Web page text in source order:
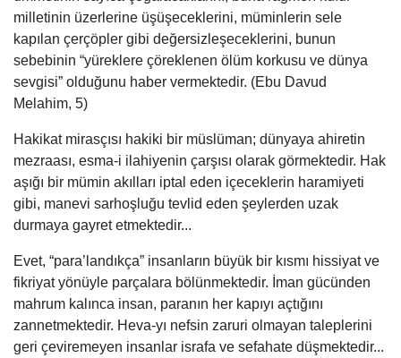
milletinin üzerlerine üşüşeceklerini, müminlerin sele
kapılan çerçöpler gibi değersizleşeceklerini, bunun
sebebinin “yüreklere çöreklenen ölüm korkusu ve dünya
sevgisi” olduğunu haber vermektedir. (Ebu Davud
Melahim, 5)
Hakikat mirasçısı hakiki bir müslüman; dünyaya ahiretin
mezraası, esma-i ilahiyenin çarşısı olarak görmektedir. Hak
aşığı bir mümin akılları iptal eden içeceklerin haramiyeti
gibi, manevi sarhoşluğu tevlid eden şeylerden uzak
durmaya gayret etmektedir...
Evet, “para’landıkça” insanların büyük bir kısmı hissiyat ve
fikriyat yönüyle parçalara bölünmektedir. İman gücünden
mahrum kalınca insan, paranın her kapıyı açtığını
zannetmektedir. Heva-yı nefsin zaruri olmayan taleplerini
geri çeviremeyen insanlar israfa ve sefahate düşmektedir...